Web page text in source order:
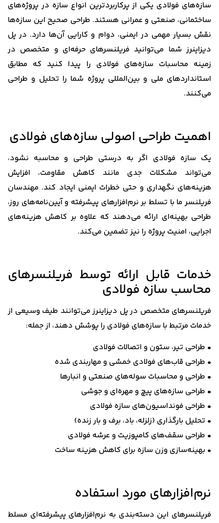
سازه‌های فولادی یکی از پرکاربردترین انواع سازه در پروژه‌های
ساختمانی، صنعتی و عمرانی هستند. طراحی صحیح این سازه‌ها
نقش بسیار مهمی در ایمنی، دوام و کارایی آن‌ها دارد. در پل
دیزاینرز شما می‌توانید فریلنسرهای حرفه‌ای و متخصص در
زمینه محاسبات سازه‌های فولادی را پیدا کنید که مطابق
استانداردهای ملی و بین‌المللی پروژه شما را تحلیل و طراحی
می‌کنند.
اهمیت طراحی اصولی سازه‌های فولادی
یک سازه فولادی اگر به درستی طراحی و محاسبه نشود،
می‌تواند مشکلات جدی مانند کاهش مقاومت، افزایش
هزینه‌های نگهداری و حتی خطرات ایمنی ایجاد کند. مهندسان
فریلنسر ما با تسلط بر نرم‌افزارهای پیشرفته و آیین‌نامه‌های روز،
طراحی بهینه‌ای ارائه می‌دهند که علاوه بر کاهش هزینه‌های
اجرایی، امنیت پروژه را نیز تضمین می‌کند.
خدمات قابل ارائه توسط فریلنسرهای
محاسب سازه فولادی
فریلنسرهای متخصص در پل دیزاینرز می‌توانند طیف وسیعی از
خدمات مرتبط با سازه‌های فولادی را پوشش دهند، از جمله:
• طراحی تیر، ستون و اتصالات فولادی
• طراحی قاب‌های فولادی خمشی و مهاربندی شده
• طراحی و محاسبات سوله‌های صنعتی و انبارها
• طراحی سازه‌های پیچ و مهره‌ای و جوشی
• طراحی فونداسیون‌های سازه فولادی
• تحلیل بارگذاری (زلزله، باد، برف و بار زنده)
• طراحی سقف‌های کامپوزیت و عرشه فولادی
• بهینه‌سازی وزن سازه برای کاهش هزینه ساخت
نرم‌افزارهای مورد استفاده
فریلنسرهای این دسته‌بندی به نرم‌افزارهای پیشرفته‌ای مسلط